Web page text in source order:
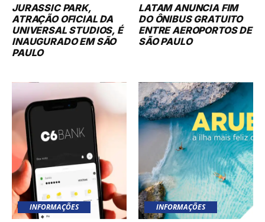
JURASSIC PARK,
ATRAÇÃO OFICIAL DA
UNIVERSAL STUDIOS, É
INAUGURADO EM SÃO
PAULO
LATAM ANUNCIA FIM
DO ÔNIBUS GRATUITO
ENTRE AEROPORTOS DE
SÃO PAULO
INFORMAÇÕES INFORMAÇÕES